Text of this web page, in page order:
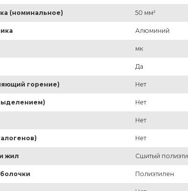
(номинальное) 50 мм²
Алюминий
мк
Да
горение) Нет
Нет
Нет
Нет
жил Сшитый
Полиэтилен